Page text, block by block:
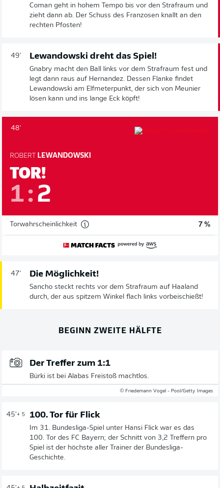
Coman geht in hohem Tempo bis vor den Strafraum und
zieht dann ab. Der Schuss des Franzosen knallt an den
rechten Pfosten!
49' Lewandowski dreht das Spiel!
Gnabry macht den Ball links vor dem Strafraum fest und
legt dann raus auf Hernandez. Dessen Flanke findet
Lewandowski am Elfmeterpunkt, der sich von Meunier
lösen kann und ins lange Eck köpft!
48'
ROBERT LEWANDOWSKI
TOR!
1: 2
Torwahrscheinlichkeit 7 %
47' Die Möglichkeit!
Sancho steckt rechts vor dem Strafraum auf Haaland
durch, der aus spitzem Winkel flach links vorbeischießt!
BEGINN ZWEITE HÄLFTE
Der Treffer zum 1:1
Bürki ist bei Alabas Freistoß machtlos.
© Friedemann Vogel - Pool/Getty Images
45'+ 5 100. Tor für Flick
Im 31. Bundesliga-Spiel unter Hansi Flick war es das
100. Tor des FC Bayern; der Schnitt von 3,2 Treffern pro
Spiel ist der höchste aller Trainer der Bundesliga-
Geschichte.